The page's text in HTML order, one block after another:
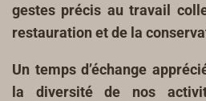
gestes précis au travail
restauration et de la
Un temps d’échange
la diversité de nos